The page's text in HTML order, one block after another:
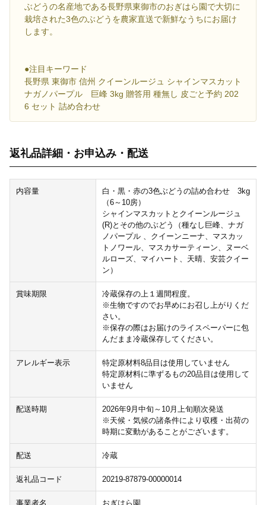
ぶどうの名産地である長野県東御市のおぎはら園で大切に
栽培された3色のぶどうを農家直送で新鮮なうちにお届け
します。
●注目キーワード
長野県 東御市 信州 クイーンルージュ シャインマスカット
ナガノパープル 巨峰 3kg 贈答用 種無し 皮ごと予約 202
6 セット 詰め合わせ
返礼品詳細・お申込み・配送
内容量
白・黒・赤の3色ぶどうの詰め合わせ 3kg
（6～10房）
シャインマスカットとクイーンルージュ
(R)とその他のぶどう（種なし巨峰、ナガ
ノパープル 、クイーンニーナ、マスカッ
トノワール、マスカサーティーン、ヌーベ
ルローズ、マイハート、天晴、安芸クイー
ン）
賞味期限
冷蔵保存の上１週間程度。
※生物ですのでお早めにお召し上がりくだ
さい。
※保存の際はお届けのライスペーパーに包
んだまま冷蔵保存してください。
アレルギー表示
特定原材料8品目は使用していません
特定原材料に準ずるもの20品目は使用して
いません
配送時期
2026年9月中旬～10月上旬順次発送
※天候・気候の諸条件により収穫・出荷の
時期に変動があることがございます。
配送 冷蔵
返礼品コード 20219-87879-00000014
事業者名 おぎはら園